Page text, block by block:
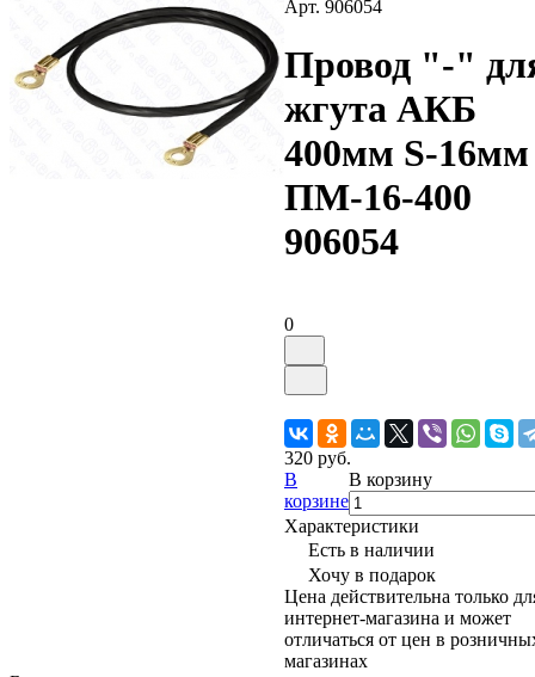
Арт. 906054
Провод "-"
жгута АКБ
400мм S-16мм
ПМ-16-400
906054
0
320 руб.
В корзину
В
корзине
Характеристики
Есть в наличии
Хочу в подарок
Цена действительна только
интернет-магазина и может
отличаться от цен в
магазинах